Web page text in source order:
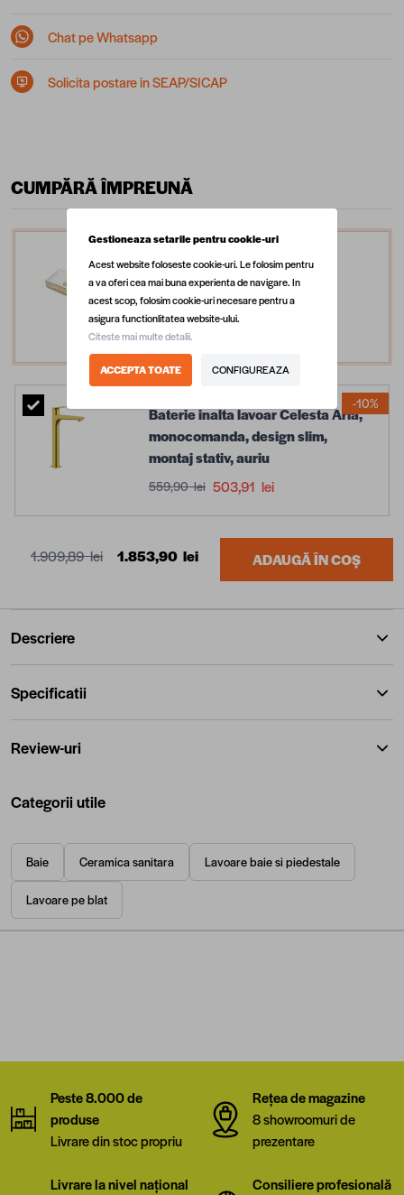
Chat pe Whatsapp
Solicita postare in SEAP/SICAP
CUMPĂRĂ ÎMPREUNĂ
Lavoar baie pe blat Celesta
Toronto, 50 x 36 x 11 cm,
ceramica, auriu/alb
1.349,99 lei
Baterie inalta lavoar Celesta Aria,
monocomanda, design slim,
montaj stativ, auriu
559,90 lei 503,91 lei
-10%
1.909,89 lei 1.853,90 lei ADAUGĂ ÎN COȘ
Descriere
Specificatii
Review-uri
Categorii utile
Baie Ceramica sanitara Lavoare baie si piedestale
Lavoare pe blat
Peste 8.000 de
produse
Livrare din stoc propriu
Rețea de magazine
8 showroomuri de
prezentare
Livrare la nivel național
Consiliere profesională
Gestioneaza setarile pentru cookie-uri
Acest website foloseste cookie-uri. Le folosim pentru
a va oferi cea mai buna experienta de navigare. In
acest scop, folosim cookie-uri necesare pentru a
asigura functionlitatea website-ului.
Citeste mai multe detalii.
ACCEPTA TOATE CONFIGUREAZA